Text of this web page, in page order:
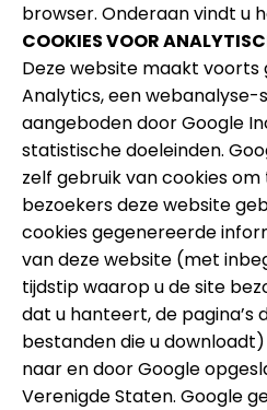
browser. Onderaan vindt u
COOKIES VOOR
Deze website maakt voorts
Analytics, een webanalyse-
aangeboden door Google
statistische doeleinden.
zelf gebruik van cookies
bezoekers deze website
cookies gegenereerde
van deze website (met
tijdstip waarop u de site
dat u hanteert, de pagina’s
bestanden die u
naar en door Google
Verenigde Staten. Google